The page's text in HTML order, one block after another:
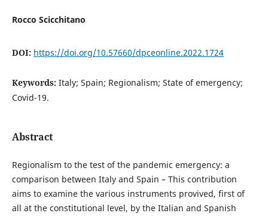
Rocco Scicchitano
DOI: https://doi.org/10.57660/dpceonline.2022.1724
Keywords: Italy; Spain; Regionalism; State of emergency;
Covid-19.
Abstract
Regionalism to the test of the pandemic emergency: a
comparison between Italy and Spain – This contribution
aims to examine the various instruments provived, first of
all at the constitutional level, by the Italian and Spanish